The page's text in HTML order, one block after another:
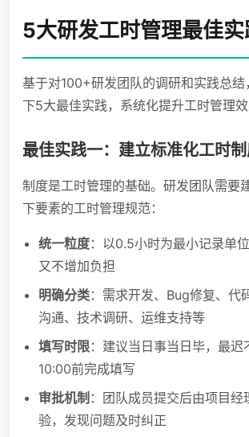
5大研发工时管理最佳实
基于对100+研发团队的调研和实践总结
下5大最佳实践，系统化提升工时管理效
最佳实践一：建立标准化工时
制度是工时管理的基础。研发团队需要
下要素的工时管理规范：
统一粒度：以0.5小时为最小记录单
又不增加负担
明确分类：需求开发、Bug修复、代
沟通、技术调研、运维支持等
填写时限：建议当日事当日毕，最迟
10:00前完成填写
审批机制 ：团队成员提交后由项目经
验，发现问题及时纠正